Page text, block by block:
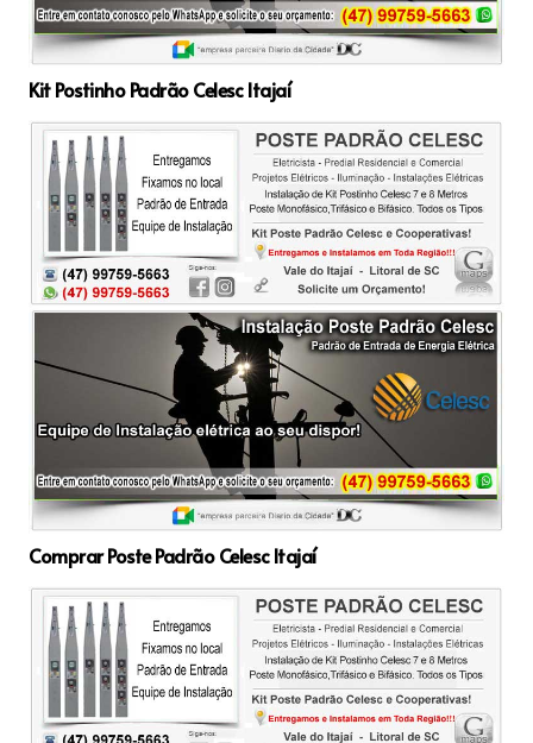
Kit Postinho Padrão Celesc Itajaí
Comprar Poste Padrão Celesc Itajaí